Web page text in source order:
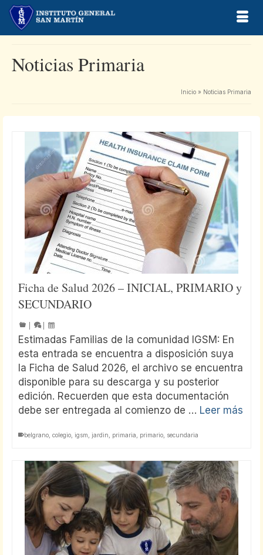
Noticias Primaria
Inicio » Noticias Primaria
Ficha de Salud 2026 – INICIAL, PRIMARIO y
SECUNDARIO
Estimadas Familias de la comunidad IGSM: En
esta entrada se encuentra a disposición suya
la Ficha de Salud 2026, el archivo se encuentra
disponible para su descarga y su posterior
edición. Recuerden que esta documentación
debe ser entregada al comienzo de … Leer más
belgrano colegio igsm jardin primaria primario secundaria